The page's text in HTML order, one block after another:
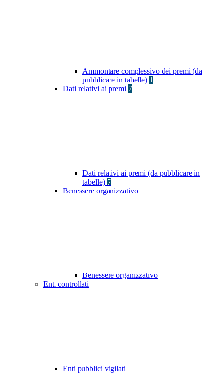
Ammontare complessivo dei premi (da
pubblicare in tabelle) 1
Dati relativi ai premi 7
Dati relativi ai premi (da pubblicare in
tabelle) 7
Benessere organizzativo
Benessere organizzativo
Enti controllati
Enti pubblici vigilati